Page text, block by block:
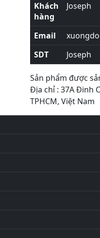
Khách
hàng
Joseph
Email
SDT
Joseph
Sản phẩm được
Địa chỉ : 37A Đinh
TPHCM, Việt Nam